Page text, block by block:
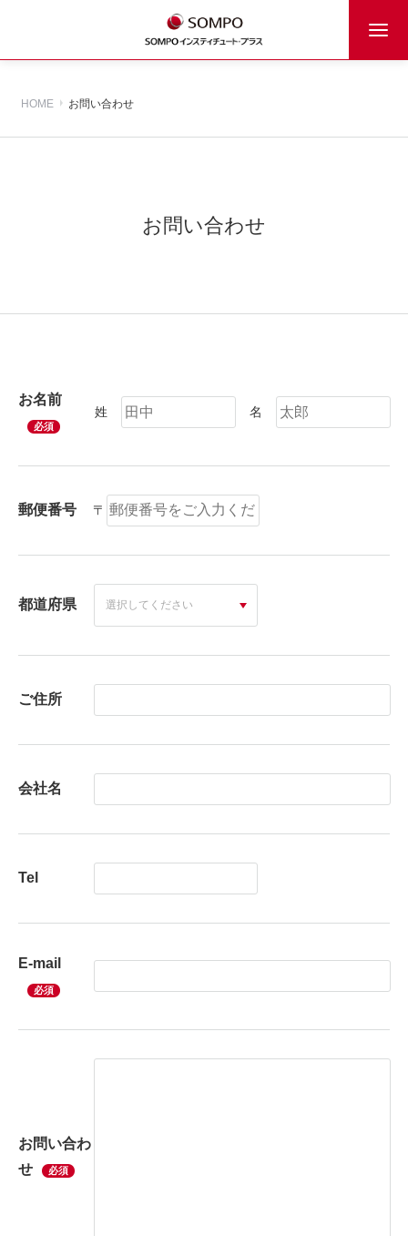
HOME お問い合わせ
お問い合わせ
お名前
必須
姓 名
郵便番号 〒
都道府県
ご住所
会社名
Tel
E-mail
必須
お問い合わ
せ
必須